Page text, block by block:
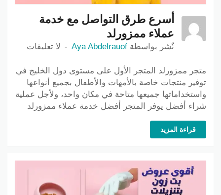
أسرع طرق التواصل مع خدمة
عملاء ممزورلد
نٌشر بواسطة Aya Abdelrauof لا تعليقات
متجر ممزورلد المتجر الأول على مستوى دول الخليج في
توفير منتجات خاصة بالأمهات والأطفال بجميع أنواعها
واستخداماتها جميعها متاحة في مكان واحد، ولأجل عملية
شراء أفضل يوفر المتجر أفضل خدمة عملاء ممزورلد
قراءة المزيد